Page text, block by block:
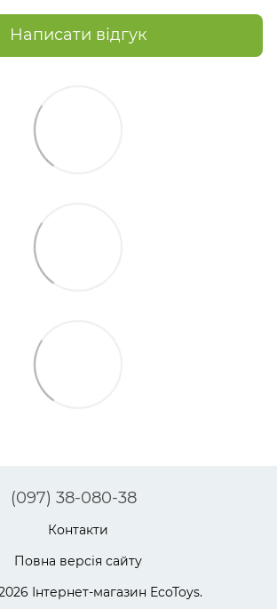
Написати відгук
(097) 38-080-38
Контакти
Повна версія сайту
Інтернет-магазин EcoToys.